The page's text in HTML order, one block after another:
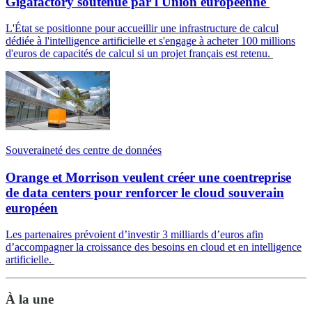
L'État se positionne pour accueillir une infrastructure de calcul
dédiée à l'intelligence artificielle et s'engage à acheter 100 millions
d'euros de capacités de calcul si un projet français est retenu.
Souveraineté des centre de données
Orange et Morrison veulent créer une coentreprise
de data centers pour renforcer le cloud souverain
européen
Les partenaires prévoient d’investir 3 milliards d’euros afin
d’accompagner la croissance des besoins en cloud et en intelligence
artificielle.
À la une